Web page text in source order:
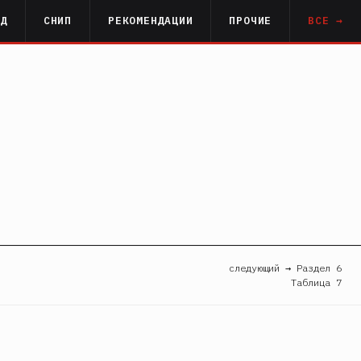
СНИП РЕКОМЕНДАЦИИ ПРОЧИЕ ВСЕ →
следующий → Раздел 6
Таблица 7